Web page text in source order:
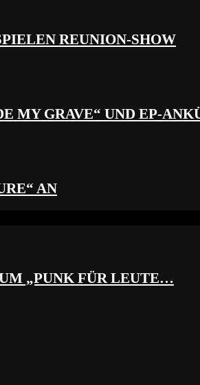
REUNION-SHOW
MY GRAVE“ UND EP-
AN
„PUNK FÜR LEUTE…